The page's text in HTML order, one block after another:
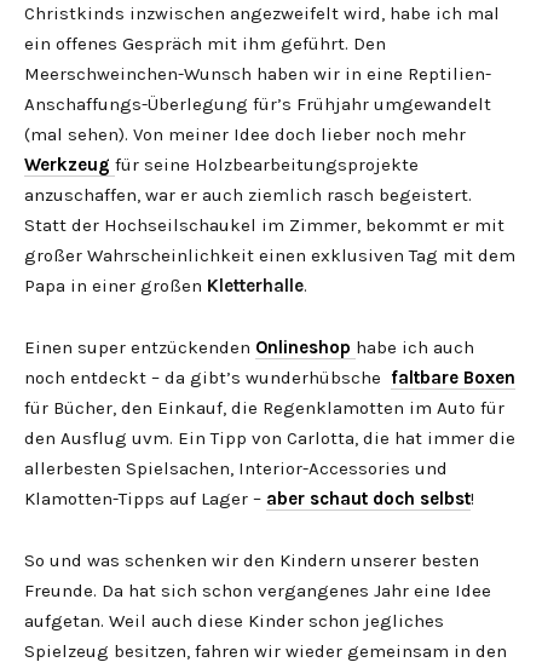
Christkinds inzwischen angezweifelt wird, habe ich mal
ein offenes Gespräch mit ihm geführt. Den
Meerschweinchen-Wunsch haben wir in eine Reptilien-
Anschaffungs-Überlegung für’s Frühjahr umgewandelt
(mal sehen). Von meiner Idee doch lieber noch mehr
Werkzeug für seine Holzbearbeitungsprojekte
anzuschaffen, war er auch ziemlich rasch begeistert.
Statt der Hochseilschaukel im Zimmer, bekommt er mit
großer Wahrscheinlichkeit einen exklusiven Tag mit dem
Papa in einer großen Kletterhalle.
Einen super entzückenden Onlineshop habe ich auch
noch entdeckt – da gibt’s wunderhübsche faltbare Boxen
für Bücher, den Einkauf, die Regenklamotten im Auto für
den Ausflug uvm. Ein Tipp von Carlotta, die hat immer die
allerbesten Spielsachen, Interior-Accessories und
Klamotten-Tipps auf Lager – aber schaut doch selbst!
So und was schenken wir den Kindern unserer besten
Freunde. Da hat sich schon vergangenes Jahr eine Idee
aufgetan. Weil auch diese Kinder schon jegliches
Spielzeug besitzen, fahren wir wieder gemeinsam in den